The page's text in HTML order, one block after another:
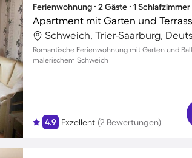
Ferienwohnung ∙ 2 Gäste ∙ 1 Schlafzimmer
Apartment mit Garten und
Schweich, Trier-Saarburg,
Romantische Ferienwohnung mit Garten und
malerischem Schweich
4.9 Exzellent (2 Bewertungen)